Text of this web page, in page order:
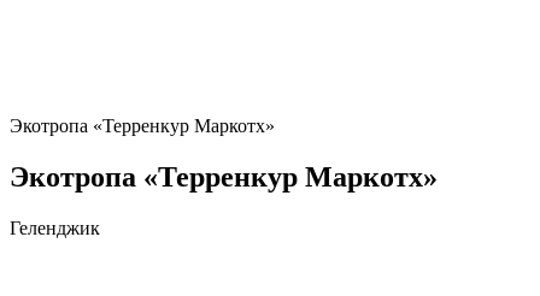
Экотропа «Терренкур Маркотх»
Экотропа «Терренкур Маркотх»
Геленджик